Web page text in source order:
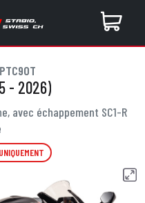
- 2026)
avec échappement SC1-R